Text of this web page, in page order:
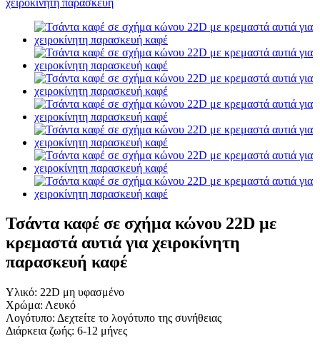
Τσάντα καφέ σε σχήμα κώνου 22D με
κρεμαστά αυτιά για χειροκίνητη
παρασκευή καφέ
Υλικό: 22D μη υφασμένο
Χρώμα: Λευκό
Λογότυπο: Δεχτείτε το λογότυπο της συνήθειας
Διάρκεια ζωής: 6-12 μήνες